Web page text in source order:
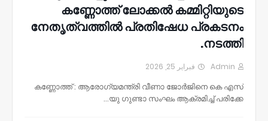
കണ്ണോത്ത് ലോക്കൽ കമ്മിറ്റിയുടെ
നേതൃത്വത്തിൽ പ്രതിഷേധ പ്രകടനം
നടത്തി.
Admin فبراير 25, 2026
കണ്ണോത്ത് : ആരോഗ്യമന്ത്രി വീണാ ജോർജിനെ കെ എസ്
യു ഗുണ്ടാ സംഘം ആക്രമിച്ച് പരിക്കേ…